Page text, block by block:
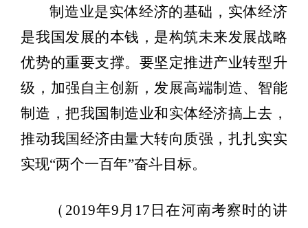
制造业是实体经济的基础，实体经济
是我国发展的本钱，是构筑未来发展战略
优势的重要支撑。要坚定推进产业转型升
级，加强自主创新，发展高端制造、智能
制造，把我国制造业和实体经济搞上去，
推动我国经济由量大转向质强，扎扎实实
实现“两个一百年”奋斗目标。
（2019年9月17日在河南考察时的讲